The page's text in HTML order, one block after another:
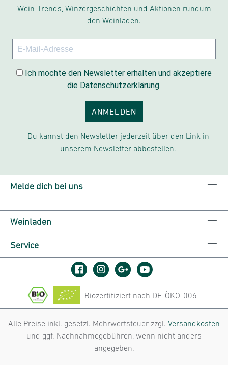
Wein-Trends, Winzergeschichten und Aktionen rundum
den Weinladen.
Ich möchte den Newsletter erhalten und akzeptiere
die Datenschutzerklärung.
ANMELDEN
Du kannst den Newsletter jederzeit über den Link in
unserem Newsletter abbestellen.
Melde dich bei uns
Weinladen
Service
Biozertifiziert nach DE-ÖKO-006
Alle Preise inkl. gesetzl. Mehrwertsteuer zzgl. Versandkosten
und ggf. Nachnahmegebühren, wenn nicht anders
angegeben.